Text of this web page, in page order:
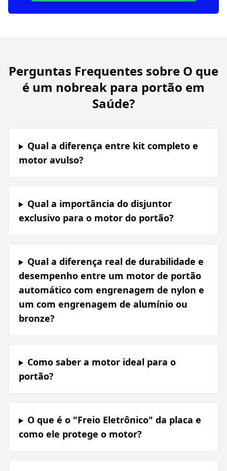
Perguntas Frequentes sobre O que
é um nobreak para portão em
Saúde?
Qual a diferença entre kit completo e
motor avulso?
Qual a importância do disjuntor
exclusivo para o motor do portão?
Qual a diferença real de durabilidade e
desempenho entre um motor de portão
automático com engrenagem de nylon e
um com engrenagem de alumínio ou
bronze?
Como saber a motor ideal para o
portão?
O que é o "Freio Eletrônico" da placa e
como ele protege o motor?